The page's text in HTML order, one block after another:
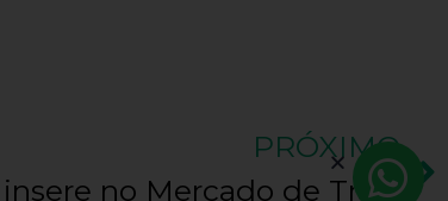
PRÓXIMO
Como a Biomedicina se insere no Mercado de Trabalho